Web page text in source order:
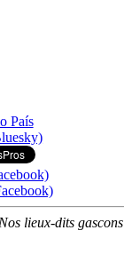
País
Nos lieux-dits gascons